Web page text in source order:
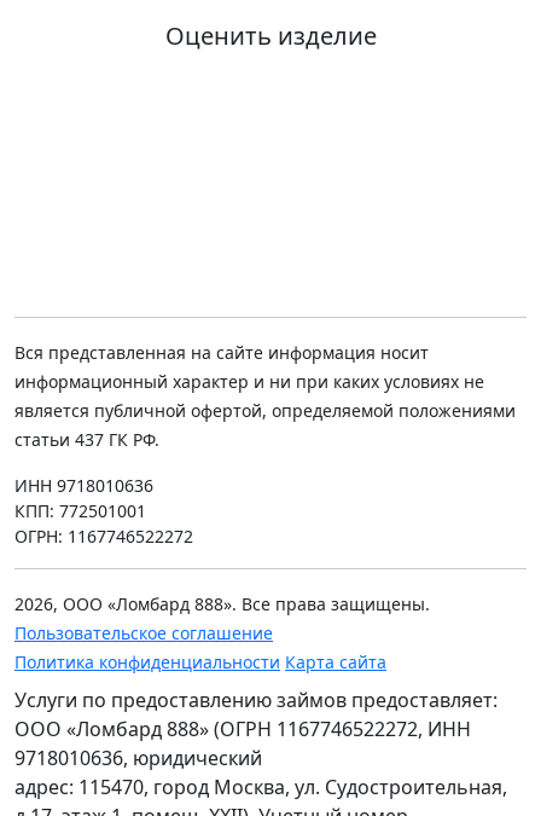
Оценить изделие
Вся представленная на сайте информация носит
информационный характер и ни при каких условиях не
является публичной офертой, определяемой положениями
статьи 437 ГК РФ.
ИНН 9718010636
КПП: 772501001
ОГРН: 1167746522272
2026, ООО «Ломбард 888». Все права защищены.
Пользовательское соглашение
Политика конфиденциальности Карта сайта
Услуги по предоставлению займов предоставляет:
ООО «Ломбард 888» (ОГРН 1167746522272, ИНН
9718010636, юридический
адрес: 115470, город Москва, ул. Судостроительная,